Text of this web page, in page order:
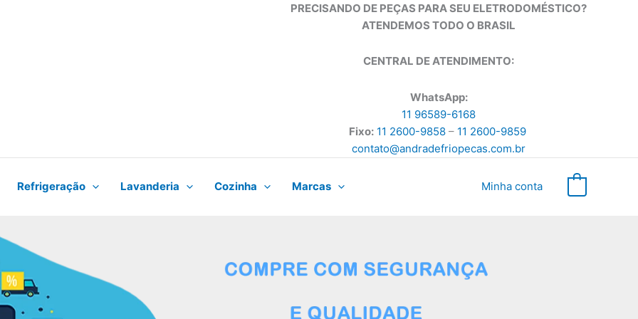
PRECISANDO DE PEÇAS PARA SEU ELETRODOMÉSTICO?
ATENDEMOS TODO O BRASIL
CENTRAL DE ATENDIMENTO:
WhatsApp:
11 96589-6168
Fixo: 11 2600-9858– 11 2600-9859
contato@andradefriopecas.com.br
Refrigeração Lavanderia Cozinha Marcas Minha conta